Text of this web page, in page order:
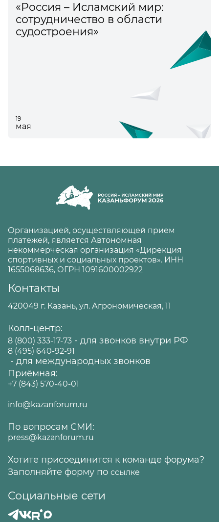
«Россия – Исламский мир:
сотрудничество в области
судостроения»
19
мая
Организацией, осуществляющей прием
платежей, является Автономная
некоммерческая организация «Дирекция
спортивных и социальных проектов». ИНН
1655068636, ОГРН 1091600002922
Контакты
420049 г. Казань, ул. Агрономическая, 11
Колл-центр:
8 (800) 333-17-73 - для звонков внутри РФ
8 (495) 640-92-91
- для международных звонков
Приёмная:
+7 (843) 570-40-01
info@kazanforum.ru
По вопросам СМИ:
press@kazanforum.ru
Хотите присоединится к команде форума?
Заполняйте форму по ссылке
Социальные сети